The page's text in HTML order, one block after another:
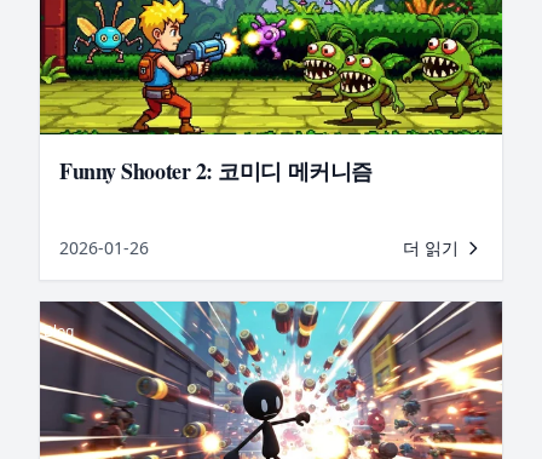
Funny Shooter 2: 코미디 메커니즘
2026-01-26 더 읽기
Blog